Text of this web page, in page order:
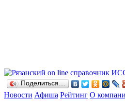
Поделиться…
Новости Афиша Рейтинг О